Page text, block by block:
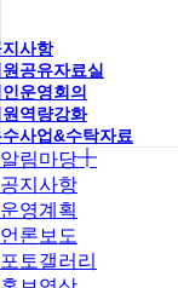
사항
공유자료실
운영회의
역량강화
사업&수탁자료
알림마당
공지사항
운영계획
언론보도
포토갤러리